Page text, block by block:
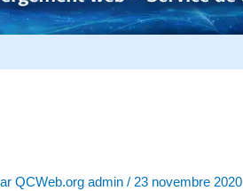
QCWeb.org admin/ 23 novembre 2020